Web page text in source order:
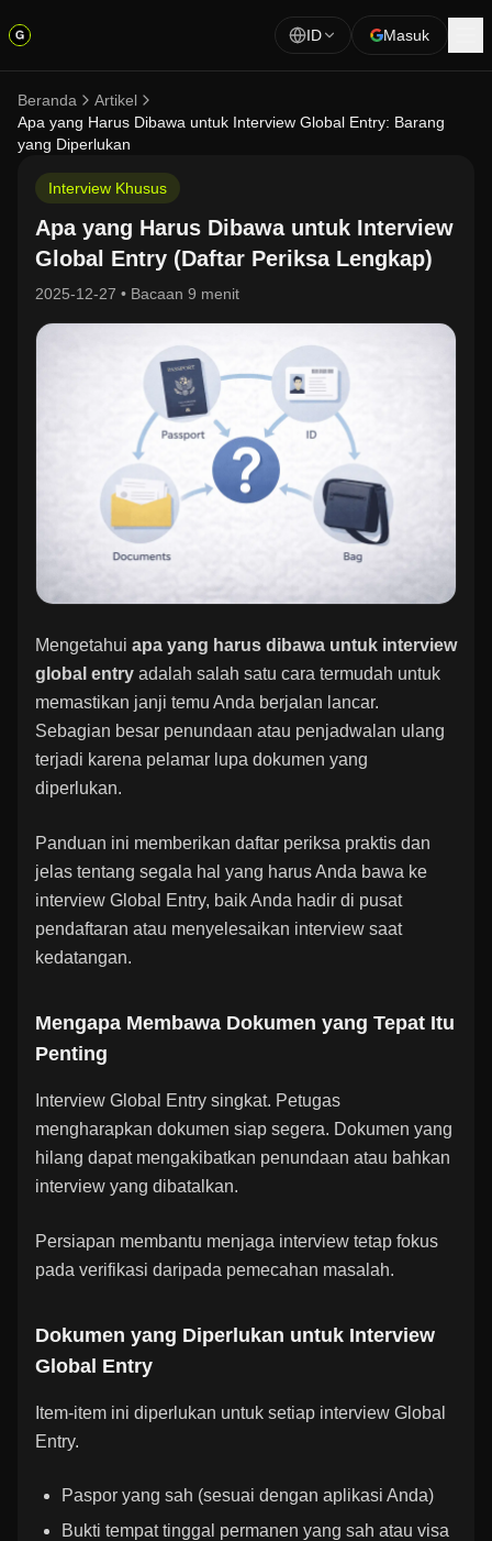
ID Masuk
Beranda
Artikel
Apa yang Harus Dibawa untuk Interview Global Entry: Barang
yang Diperlukan
Interview Khusus
Apa yang Harus Dibawa untuk Interview
Global Entry (Daftar Periksa Lengkap)
2025-12-27 • Bacaan 9 menit
Mengetahui apa yang harus dibawa untuk interview
global entry adalah salah satu cara termudah untuk
memastikan janji temu Anda berjalan lancar.
Sebagian besar penundaan atau penjadwalan ulang
terjadi karena pelamar lupa dokumen yang
diperlukan.
Panduan ini memberikan daftar periksa praktis dan
jelas tentang segala hal yang harus Anda bawa ke
interview Global Entry, baik Anda hadir di pusat
pendaftaran atau menyelesaikan interview saat
kedatangan.
Mengapa Membawa Dokumen yang Tepat Itu
Penting
Interview Global Entry singkat. Petugas
mengharapkan dokumen siap segera. Dokumen yang
hilang dapat mengakibatkan penundaan atau bahkan
interview yang dibatalkan.
Persiapan membantu menjaga interview tetap fokus
pada verifikasi daripada pemecahan masalah.
Dokumen yang Diperlukan untuk Interview
Global Entry
Item-item ini diperlukan untuk setiap interview Global
Entry.
Paspor yang sah (sesuai dengan aplikasi Anda)
Bukti tempat tinggal permanen yang sah atau visa